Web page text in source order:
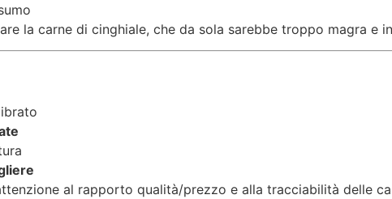
la carne di cinghiale, che da sola sarebbe troppo magra e
al rapporto qualità/prezzo e alla tracciabilità delle